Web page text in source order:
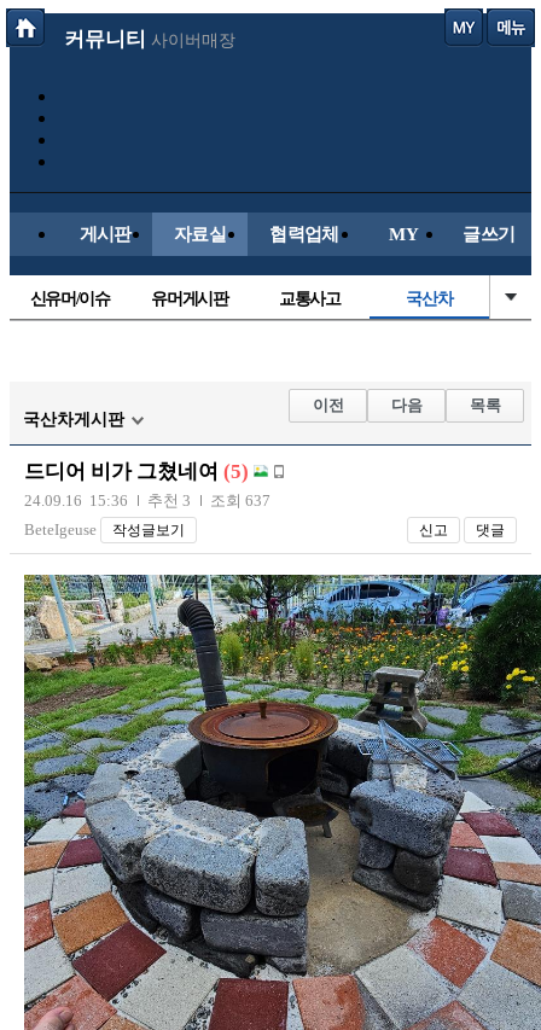
커뮤니티 사이버매장
게시판 자료실 협력업체 MY 글쓰기
신유머/이슈 유머게시판 교통사고 국산차
자유사진 군사/무기
트럭/버스
장착시공사진
국산차게시판
이전 다음 목록
드디어 비가 그쳤네여 (5)
24.09.16 15:36 추천 3
조회 637
BeteIgeuse
작성글보기 신고 댓글